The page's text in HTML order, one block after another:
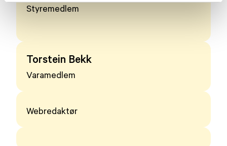
Styremedlem
Torstein Bekk
Varamedlem
Webredaktør